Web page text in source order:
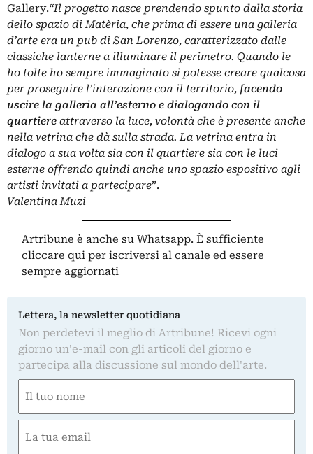
Gallery.“Il progetto nasce prendendo spunto dalla storia
dello spazio di Matèria, che prima di essere una galleria
d’arte era un pub di San Lorenzo, caratterizzato dalle
classiche lanterne a illuminare il perimetro. Quando le
ho tolte ho sempre immaginato si potesse creare qualcosa
per proseguire l’interazione con il territorio, facendo
uscire la galleria all’esterno e dialogando con il
quartiere attraverso la luce, volontà che è presente anche
nella vetrina che dà sulla strada. La vetrina entra in
dialogo a sua volta sia con il quartiere sia con le luci
esterne offrendo quindi anche uno spazio espositivo agli
artisti invitati a partecipare”.
Valentina Muzi
Artribune è anche su Whatsapp. È sufficiente
cliccare qui per iscriversi al canale ed essere
sempre aggiornati
Lettera, la newsletter quotidiana
Non perdetevi il meglio di Artribune! Ricevi ogni
giorno un'e-mail con gli articoli del giorno e
partecipa alla discussione sul mondo dell'arte.
(Obbligatorio)
(Obbligatorio)